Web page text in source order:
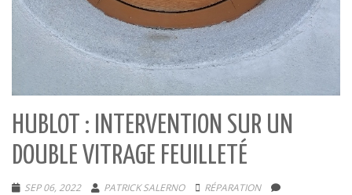
HUBLOT : INTERVENTION SUR UN
DOUBLE VITRAGE FEUILLETÉ
SEP 06, 2022 PATRICK SALERNO RÉPARATION